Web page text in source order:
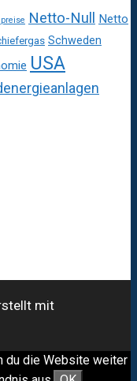
Netto-Null Netto
Schweden
USA
mit
du die Website weiter